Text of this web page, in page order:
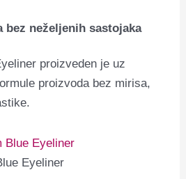
bez neželjenih sastojaka
proizveden je uz
proizvoda bez mirisa,
Eyeliner